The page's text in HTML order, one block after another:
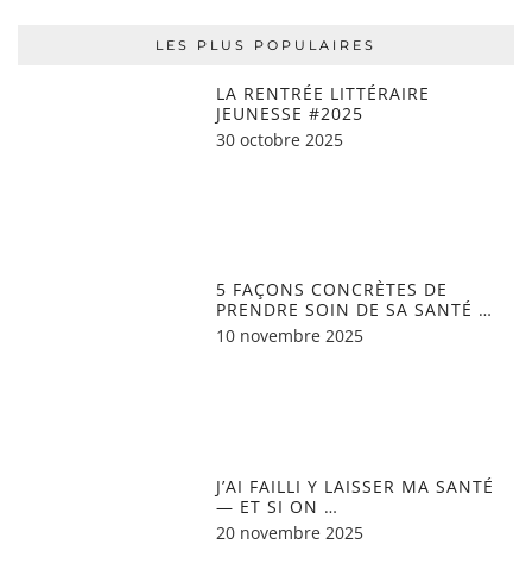
LES PLUS POPULAIRES
LA RENTRÉE LITTÉRAIRE
JEUNESSE #2025
30 octobre 2025
5 FAÇONS CONCRÈTES DE
PRENDRE SOIN DE SA SANTÉ …
10 novembre 2025
J’AI FAILLI Y LAISSER MA SANTÉ
— ET SI ON …
20 novembre 2025